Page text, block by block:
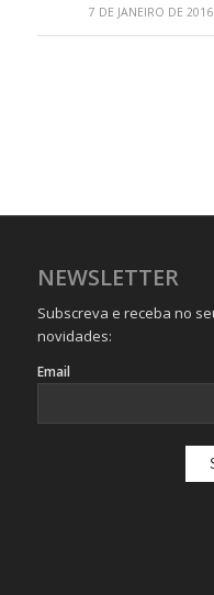
7 DE JANEIRO DE 2016
/
NEWSLETTER
Subscreva e receba no
novidades:
Email